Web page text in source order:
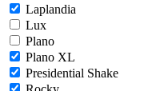
Laplandia
Lux
Plano
Plano XL
Presidential Shake